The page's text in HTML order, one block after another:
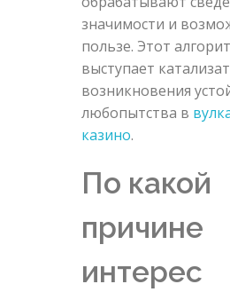
значимости и
пользе. Этот
выступает
возникновения
любопытства в
казино.
По какой
причине
интерес